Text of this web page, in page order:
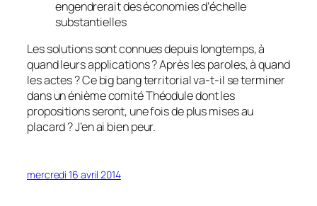
engendrerait des économies d’échelle
substantielles
Les solutions sont connues depuis longtemps, à
quand leurs applications ? Après les paroles, à quand
les actes ? Ce big bang territorial va-t-il se terminer
dans un énième comité Théodule dont les
propositions seront, une fois de plus mises au
placard ? J’en ai bien peur.
mercredi 16 avril 2014